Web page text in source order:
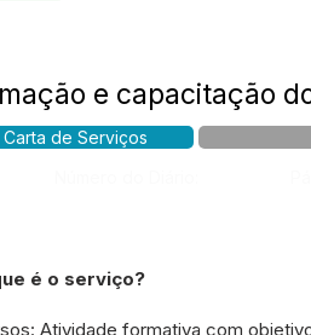
e capacitação
Carta de Serviços
é o serviço?
Atividade formativa com